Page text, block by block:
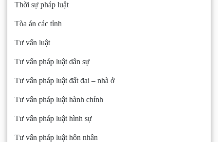
Thời sự pháp luật
Tòa án các tỉnh
Tư vấn luật
Tư vấn pháp luật dân sự
Tư vấn pháp luật đất đai – nhà ở
Tư vấn pháp luật hành chính
Tư vấn pháp luật hình sự
Tư vấn pháp luật hôn nhân